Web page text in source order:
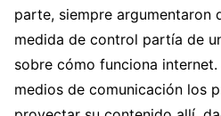
parte, siempre argumentaron
medida de control partía de
sobre cómo funciona
medios de comunicación los